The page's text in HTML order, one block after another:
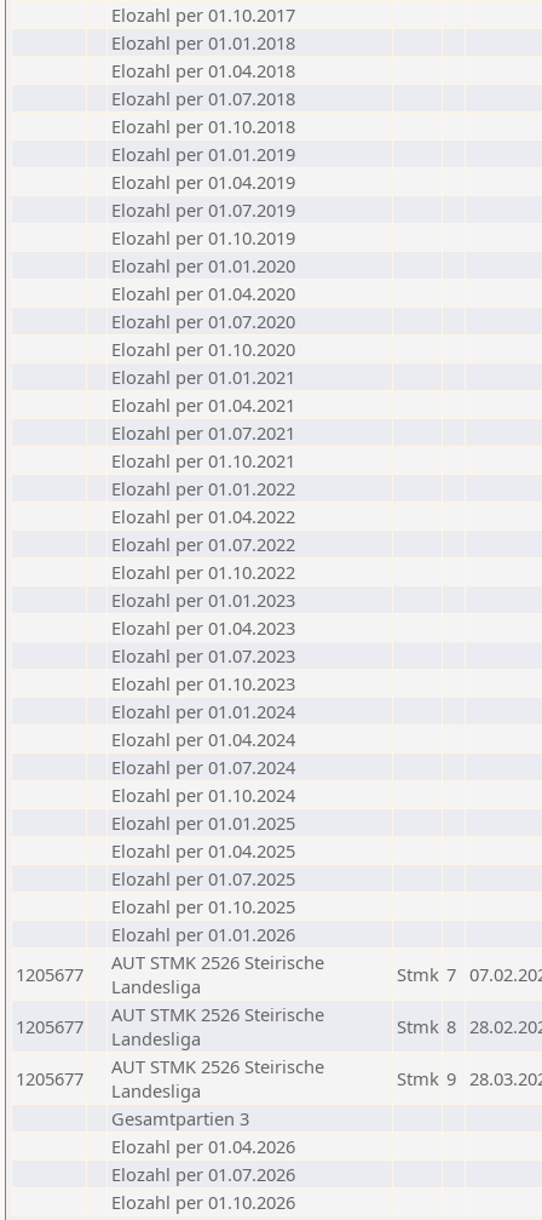
Elozahl per 01.10.2017
Elozahl per 01.01.2018
Elozahl per 01.04.2018
Elozahl per 01.07.2018
Elozahl per 01.10.2018
Elozahl per 01.01.2019
Elozahl per 01.04.2019
Elozahl per 01.07.2019
Elozahl per 01.10.2019
Elozahl per 01.01.2020
Elozahl per 01.04.2020
Elozahl per 01.07.2020
Elozahl per 01.10.2020
Elozahl per 01.01.2021
Elozahl per 01.04.2021
Elozahl per 01.07.2021
Elozahl per 01.10.2021
Elozahl per 01.01.2022
Elozahl per 01.04.2022
Elozahl per 01.07.2022
Elozahl per 01.10.2022
Elozahl per 01.01.2023
Elozahl per 01.04.2023
Elozahl per 01.07.2023
Elozahl per 01.10.2023
Elozahl per 01.01.2024
Elozahl per 01.04.2024
Elozahl per 01.07.2024
Elozahl per 01.10.2024
Elozahl per 01.01.2025
Elozahl per 01.04.2025
Elozahl per 01.07.2025
Elozahl per 01.10.2025
Elozahl per 01.01.2026
1205677
AUT STMK 2526 Steirische
Landesliga
Stmk 7
1205677
AUT STMK 2526 Steirische
Landesliga
Stmk 8
1205677
AUT STMK 2526 Steirische
Landesliga
Stmk 9
Gesamtpartien 3
Elozahl per 01.04.2026
Elozahl per 01.07.2026
Elozahl per 01.10.2026